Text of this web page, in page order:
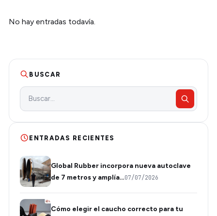
No hay entradas todavía.
BUSCAR
ENTRADAS RECIENTES
Global Rubber incorpora nueva autoclave
de 7 metros y amplía…07/07/2026
Cómo elegir el caucho correcto para tu